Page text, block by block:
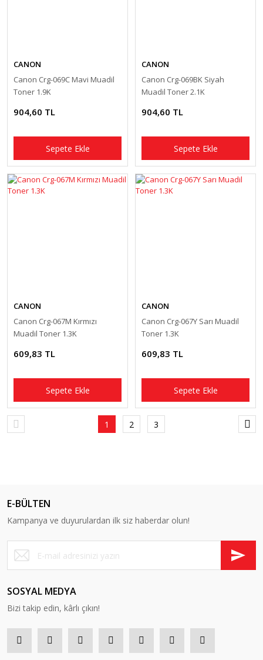
CANON
Canon Crg-069C Mavi Muadil
Toner 1.9K
904,60 TL
Sepete Ekle
CANON
Canon Crg-069BK Siyah
Muadil Toner 2.1K
904,60 TL
Sepete Ekle
CANON
Canon Crg-067M Kırmızı
Muadil Toner 1.3K
609,83 TL
Sepete Ekle
CANON
Canon Crg-067Y Sarı Muadil
Toner 1.3K
609,83 TL
Sepete Ekle
1 2 3
E-BÜLTEN
Kampanya ve duyurulardan ilk siz haberdar olun!
SOSYAL MEDYA
Bizi takip edin, kârlı çıkın!